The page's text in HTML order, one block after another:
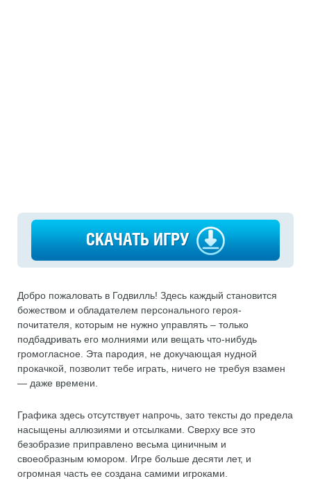
СКАЧАТЬ ИГРУ
Добро пожаловать в Годвилль! Здесь каждый становится
божеством и обладателем персонального героя-
почитателя, которым не нужно управлять – только
подбадривать его молниями или вещать что-нибудь
громогласное. Эта пародия, не докучающая нудной
прокачкой, позволит тебе играть, ничего не требуя взамен
— даже времени.
Графика здесь отсутствует напрочь, зато тексты до предела
насыщены аллюзиями и отсылками. Сверху все это
безобразие приправлено весьма циничным и
своеобразным юмором. Игре больше десяти лет, и
огромная часть ее создана самими игроками.